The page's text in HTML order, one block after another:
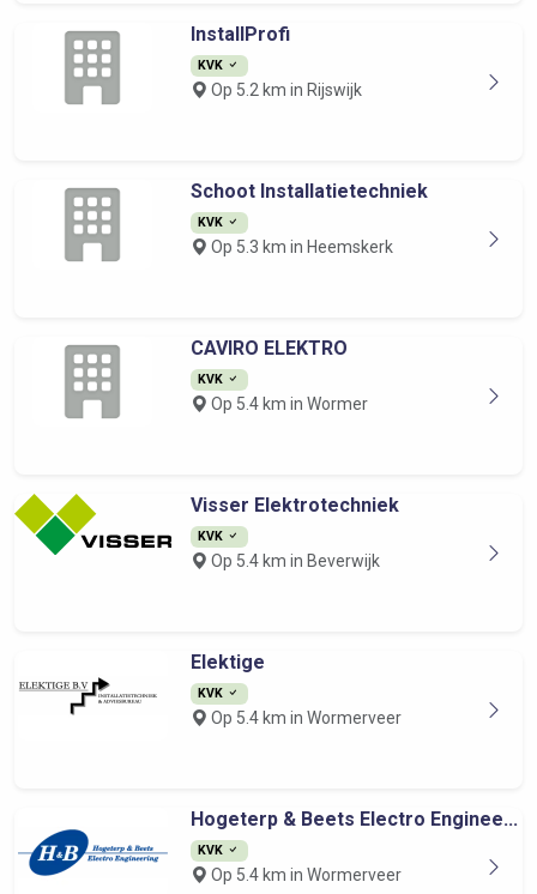
InstallProfi
KVK
Op 5.2 km in Rijswijk
Schoot Installatietechniek
KVK
Op 5.3 km in Heemskerk
CAVIRO ELEKTRO
KVK
Op 5.4 km in Wormer
Visser Elektrotechniek
KVK
Op 5.4 km in Beverwijk
Elektige
KVK
Op 5.4 km in Wormerveer
Hogeterp & Beets Electro Enginee...
KVK
Op 5.4 km in Wormerveer